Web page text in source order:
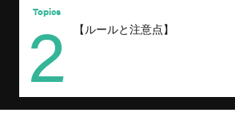
【ルールと注意点】
Topics
2